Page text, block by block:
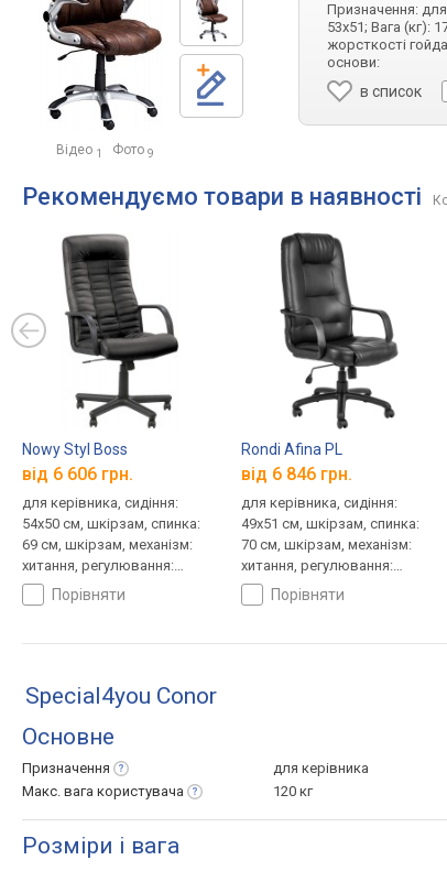
Відео 1 Фото 9
Призначення:
53x51; Вага (кг):
жорсткості
основи:
в список
Рекомендуємо товари в наявності
Nowy Styl Boss
від 6 606 грн.
для керівника, сидіння:
54x50 см, шкірзам, спинка:
69 см, шкірзам, механізм:
хитання, регулювання:
висоти, жорсткості
порівняти
Rondi Afina PL
від 6 846 грн.
для керівника, сидіння:
49x51 см, шкірзам, спинка:
70 см, шкірзам, механізм:
хитання, регулювання:
висоти, жорсткості
порівняти
Special4you Conor
Основне
Призначення
для керівника
Макс. вага користувача 120 кг
Розміри і вага